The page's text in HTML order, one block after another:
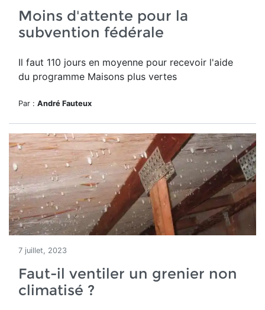
Moins d'attente pour la
subvention fédérale
Il faut 110 jours en moyenne pour recevoir l'aide
du programme Maisons plus vertes
Par : André Fauteux
7 juillet, 2023
Faut-il ventiler un grenier non
climatisé ?